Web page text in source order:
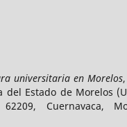
universitaria en Morelos
Estado de Morelos
Cuernavaca,